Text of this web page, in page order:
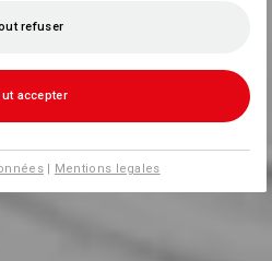
refuser
accepter
| Mentions legales